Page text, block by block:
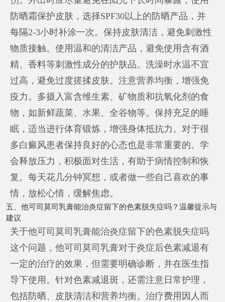
防晒霜保护皮肤，选择SPF30以上的防晒产品，并
每隔2-3小时补涂一次。保持皮肤清洁，避免刺激性
物质接触。使用温和的清洁产品，避免使用含有酒
精、香料等刺激性成分的护肤品。洗澡时水温不宜
过高，避免过度搓揉皮肤。注意营养均衡，增强免
疫力。多摄入富含维生素、矿物质和抗氧化剂的食
物，如新鲜蔬菜、水果、全谷物等。保持充足的睡
眠，适当进行体育锻炼，增强身体抵抗力。对于很
多白癜风患者保持良好的心态也是非常重要的。学
会释放压力，积极面对生活，有助于病情控制和恢
复。每天花几分钟冥想，或者做一些自己喜欢的事
情，放松心情，缓解焦虑。
五、他可司莫司乳膏能治炎症留下的色素脱失症吗？温馨提示与
建议
关于他可司莫司乳膏能治炎症留下的色素脱失症吗
这个问题，他可司莫司乳膏对于炎症后色素减退有
一定的治疗的效果，但需要明确诊断，并在医生指
导下使用。针对色素减退斑，还需注意日常护理，
包括防晒、皮肤清洁和营养均衡。治疗费用因人而